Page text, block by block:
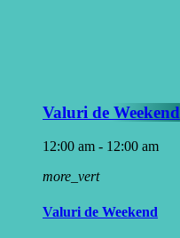
Valuri de Weekend
12:00 am - 12:00 am
more_vert
Valuri de Weekend